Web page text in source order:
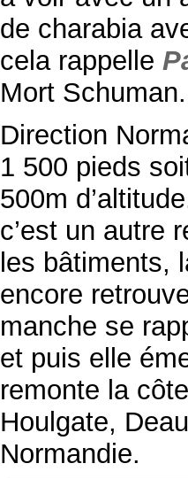
de charabia
cela rappelle
Mort Schuman.
Direction
1 500 pieds
500m
c’est un autre
les bâtiments,
encore
manche se
et puis elle
remonte la
Houlgate,
Normandie.